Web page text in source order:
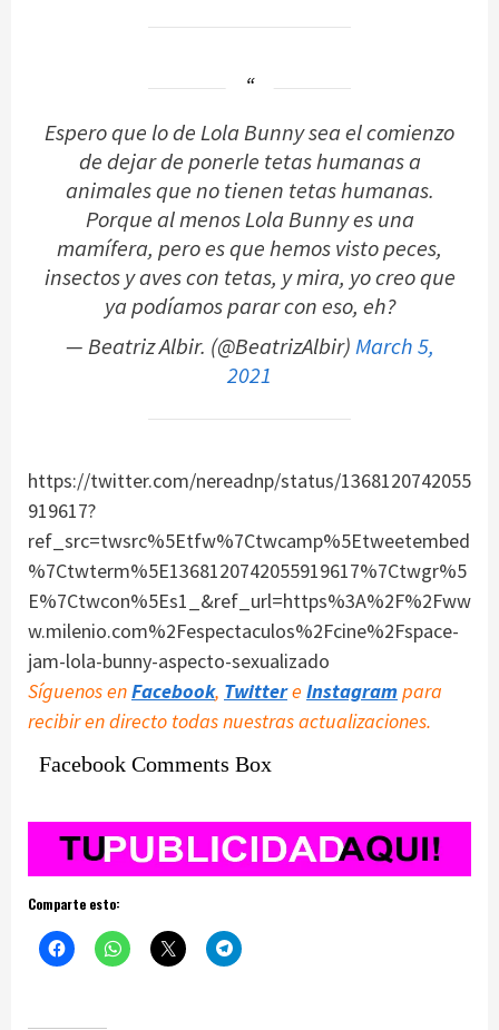
Espero que lo de Lola Bunny sea el comienzo
de dejar de ponerle tetas humanas a
animales que no tienen tetas humanas.
Porque al menos Lola Bunny es una
mamífera, pero es que hemos visto peces,
insectos y aves con tetas, y mira, yo creo que
ya podíamos parar con eso, eh?
— Beatriz Albir. (@BeatrizAlbir)March 5,
2021
https://twitter.com/nereadnp/status/1368120742055
919617?
ref_src=twsrc%5Etfw%7Ctwcamp%5Etweetembed
%7Ctwterm%5E1368120742055919617%7Ctwgr%5
E%7Ctwcon%5Es1_&ref_url=https%3A%2F%2Fww
w.milenio.com%2Fespectaculos%2Fcine%2Fspace-
jam-lola-bunny-aspecto-sexualizado
Síguenos enFacebook, Twittere Instagram para
recibir en directo todas nuestras actualizaciones.
Facebook Comments Box
Comparte esto: